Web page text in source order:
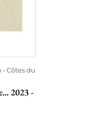
Côtes du
2023 -